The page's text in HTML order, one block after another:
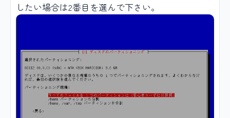
したい場合は2番目を選んで下さい。